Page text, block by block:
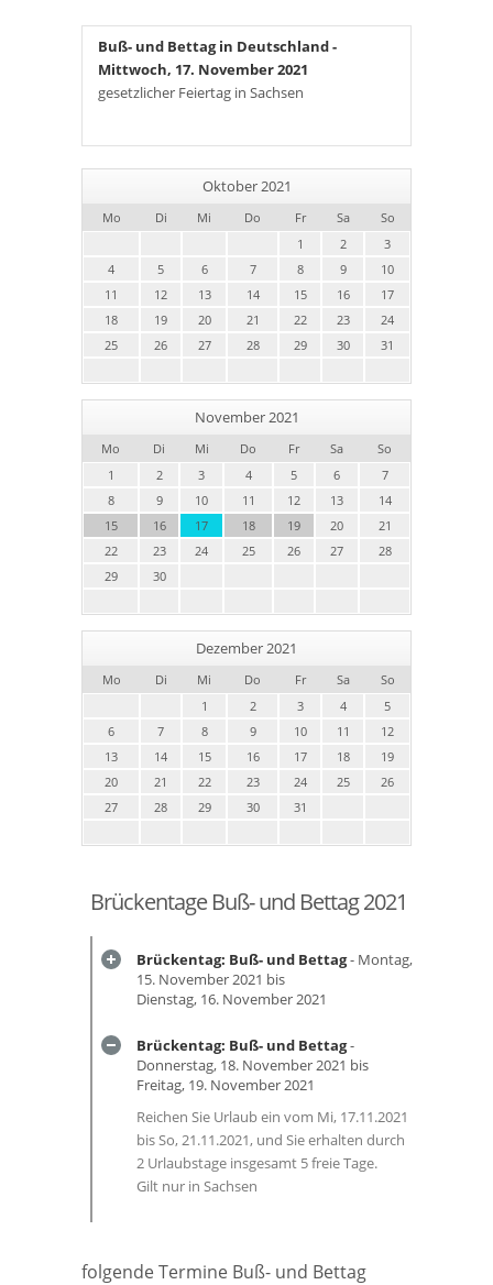
Buß- und Bettag in Deutschland-
Mittwoch, 17. November 2021
gesetzlicher Feiertag in Sachsen
Oktober 2021
Mo Di Mi Do Fr Sa
So
1
2
3
4
5 6 7 8 9
10
11
12 13 14 15 16
17
18
19 20 21 22 23
24
25
26 27 28 29 30 31
November 2021
Mo Di Mi Do Fr Sa
So
1
2 3 4 5 6
7
8
9 10 11 12 13
14
15
16 17 18 19 20
21
22
23 24 25 26 27
28
29
30
Dezember 2021
Mo Di Mi Do Fr Sa
So
1
2 3 4
5
6
7 8 9 10 11
12
13
14 15 16 17 18
19
20
21 22 23 24 25
26
27
28 29 30 31
Brückentage Buß- und Bettag 2021
Brückentag: Buß- und Bettag- Montag,
15. November 2021 bis
Dienstag, 16. November 2021
Brückentag: Buß- und Bettag-
Donnerstag, 18. November 2021 bis
Freitag, 19. November 2021
Reichen Sie Urlaub ein vom Mi, 17.11.2021
bis So, 21.11.2021, und Sie erhalten durch
2 Urlaubstage insgesamt 5 freie Tage.
Gilt nur in Sachsen
folgende Termine Buß- und Bettag